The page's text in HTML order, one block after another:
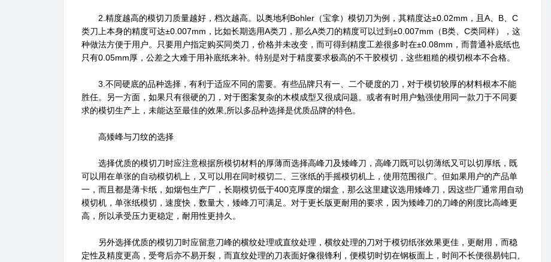
2.精度越高的模切刀质量越好，档次越高。以奥地利Bohler（宝拿）模切刀为例，其精度达±0.02mm，且A、B、C
类刀上本身的精度可达±0.007mm，比如长期选用A类刀，那么A类刀的精度可以过到±0.007mm（B类、C类同样），这
种做法方便于用户。只要用户指定购买同类刀，价格并未改变，而可得到精度工差很多时在±0.08mm，而普通补底纸也
只有0.05mm厚，公差之大难于用补底纸来补。特别是对于精度要求极高的不干胶模切，这些粗糙的模切根本不合格。
3.不同硬底的品种选择，有利于适应不同的需要。有些品牌只有一、二个硬度的刀，对于模切较厚的材料根本不能
胜任。另一方面，如果只有很硬的刀，对于图案复杂的木模成型又很成问题。或者有时用户勉强使用同一款刀于不同要
求的模切生产上，未能达至最佳的效果,所以多品种选择是优质品牌的特色。
高矮峰与刀纹的选择
选择优质的模切刀时应注意根据所模切材料的厚薄而选择高峰刀及矮峰刀，高峰刀既可以切薄纸又可以切厚纸，既
可以用在单张的自动模切机上，又可以用在同时模切二、三张纸的手摇模切机上，使用范围很广。但如果用户的产品单
一，而且都是薄卡纸，如烟包生产厂，长期模切低于400克厚度的烟盒，那么这里建议选用矮峰刀，因这些厂通常用自动
模切机，单张纸模切，速度快，数量大，矮峰刀可满足。对于更长版更耐用的要求，因为矮峰刀的刀峰的刚度比高峰更
高，所以承受压力更稳定，耐用性更持久。
另外选择优质的模切刀时应留意刀峰的横纹处理或直纹处理，横纹处理的刀对于模切纸张效果更佳，更耐用，而稳
定性及精度更高，受弯后亦不易开裂，而直纹处理的刀表面好像很锋利，便模切时切在钢板面上，时间不长便很易钝口,